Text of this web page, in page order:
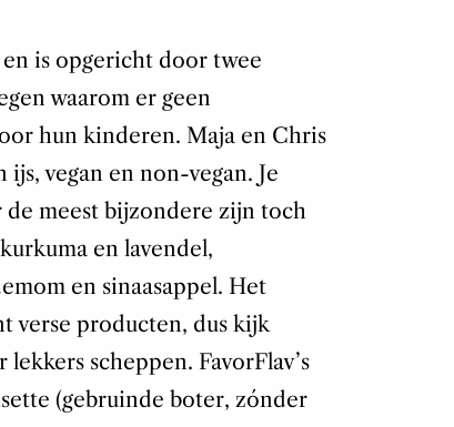
is opgericht door twee
waarom er geen
hun kinderen. Maja en Chris
vegan en non-vegan. Je
meest bijzondere zijn toch
en lavendel,
en sinaasappel. Het
verse producten, dus kijk
scheppen. FavorFlav’s
(gebruinde boter, zónder